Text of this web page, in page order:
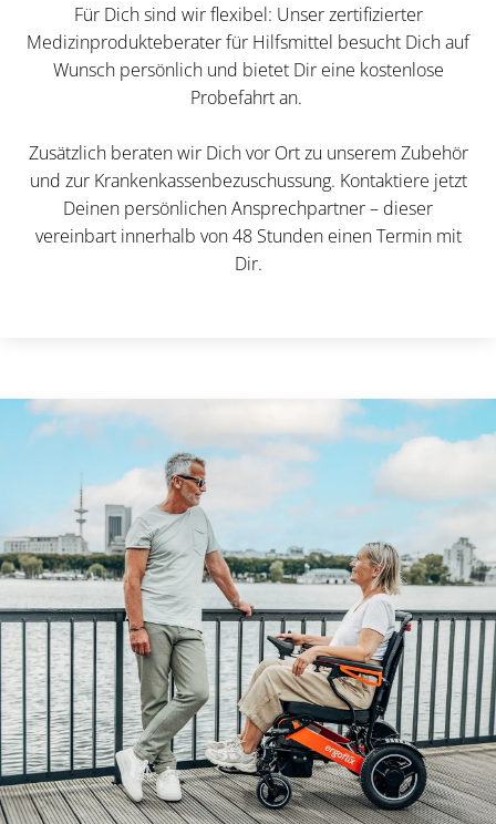
Für Dich sind wir flexibel: Unser zertifizierter
Medizinprodukteberater für Hilfsmittel besucht Dich auf
Wunsch persönlich und bietet Dir eine kostenlose
Probefahrt an.
Zusätzlich beraten wir Dich vor Ort zu unserem Zubehör
und zur Krankenkassenbezuschussung. Kontaktiere jetzt
Deinen persönlichen Ansprechpartner – dieser
vereinbart innerhalb von 48 Stunden einen Termin mit
Dir.